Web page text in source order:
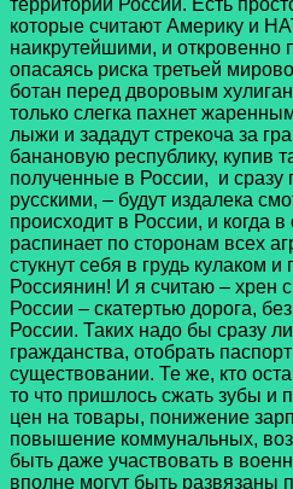
которые считают Америку и
наикрутейшими, и откровенно
опасаясь риска третьей
ботан перед дворовым
только слегка пахнет
лыжи и зададут стрекоча за
банановую республику, купив
полученные в России, и сразу
русскими, – будут издалека
происходит в России, и когда
распинает по сторонам всех
стукнут себя в грудь кулаком и
Россиянин! И я считаю – хрен
России – скатертью дорога,
России. Таких надо бы сразу
гражданства, отобрать
существовании. Те же, кто
то что пришлось сжать зубы и
цен на товары, понижение
повышение коммунальных,
быть даже участвовать в
вполне могут быть развязаны